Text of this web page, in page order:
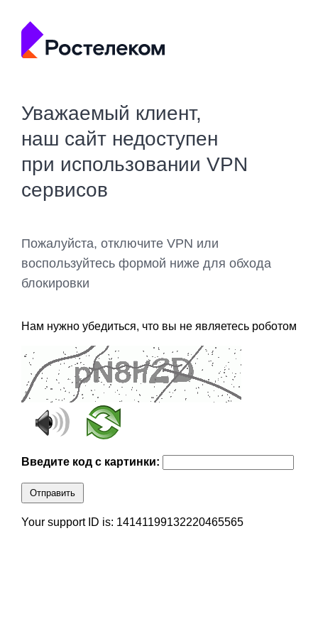
Уважаемый клиент,
наш сайт недоступен
при использовании VPN
сервисов
Пожалуйста, отключите VPN или
воспользуйтесь формой ниже для обхода
блокировки
Нам нужно убедиться, что вы не являетесь роботом
Введите код с картинки:
Отправить
Your support ID is: 14141199132220465565